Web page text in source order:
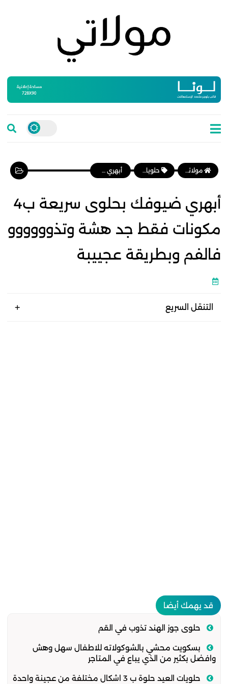
مولاتي موقع نسائي مغربي يهتم بالمرأة المغربية، وأخبار الأسرة و المجتمع حلويات عصرية أبهري ضيوفك بحلوى سريعة ب4 مكونات فقط جد هشة وتذوووووو فالفم وبطريقة عجييبة
أبهري ضيوفك بحلوى سريعة ب4
مكونات فقط جد هشة وتذوووووو
فالفم وبطريقة عجييبة
التنقل السريع
قد يهمك أيضا
حلوى جوز الهند تذوب في القم
بسكويت محشي بالشوكولاته للاطفال سهل وهش
وافضل بكثير من الذي يباع في المتاجر
حلويات العيد حلوة ب 3 اشكال مختلفة من عجينة واحدة